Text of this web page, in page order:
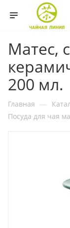
Матес,
200 мл.
Главная —
Посуда для чая